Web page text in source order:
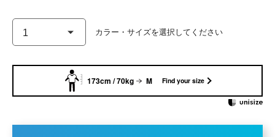
173cm / 70kg M Find your size